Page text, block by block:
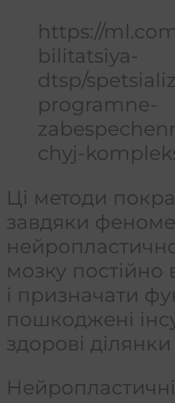
https://
bilitatsiya-
dtsp/
programne-
chyj-
Ці методи
завдяки
мозку постійно
і призначати
пошкоджені
здорові